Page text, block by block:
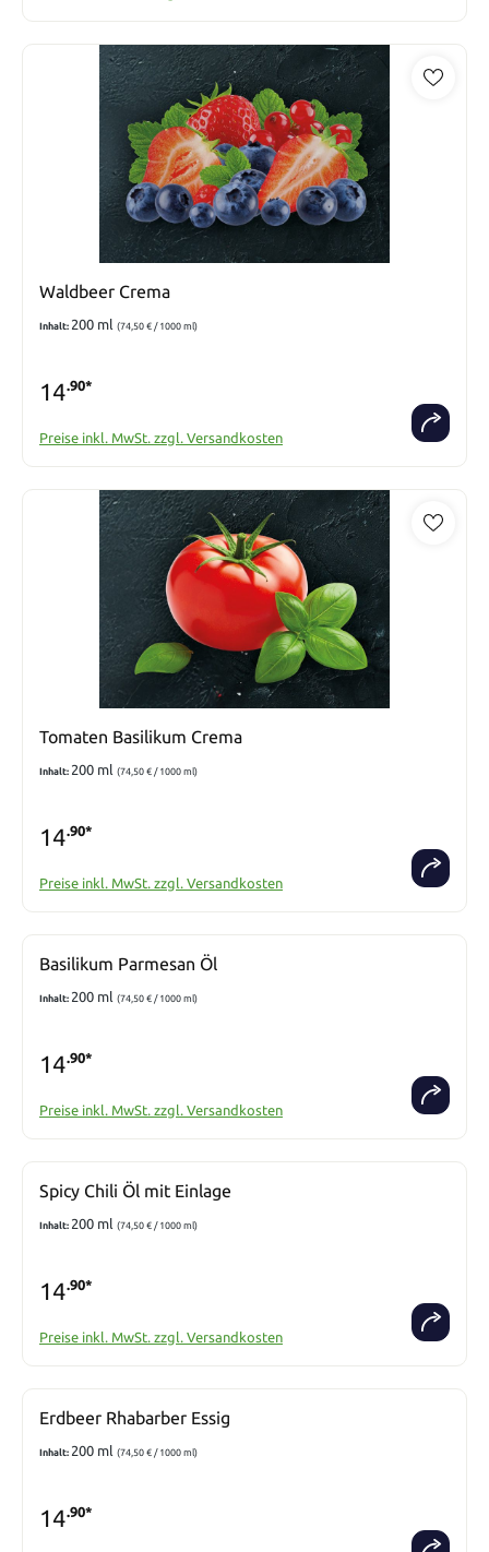
Waldbeer Crema
Inhalt: 200 ml (74,50 € / 1000 ml)
14.90*
Preise inkl. MwSt. zzgl. Versandkosten
Tomaten Basilikum Crema
Inhalt: 200 ml (74,50 € / 1000 ml)
14.90*
Preise inkl. MwSt. zzgl. Versandkosten
Basilikum Parmesan Öl
Inhalt: 200 ml (74,50 € / 1000 ml)
14.90*
Preise inkl. MwSt. zzgl. Versandkosten
Spicy Chili Öl mit Einlage
Inhalt: 200 ml (74,50 € / 1000 ml)
14.90*
Preise inkl. MwSt. zzgl. Versandkosten
Erdbeer Rhabarber Essig
Inhalt: 200 ml (74,50 € / 1000 ml)
14.90*